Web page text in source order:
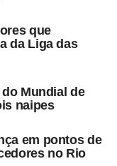
procurei um
avance”,
em Saúde da
nessa sexta-
da vacina
outros
representa o
que
da Liga das
Mundial de
naipes
em pontos de
no Rio